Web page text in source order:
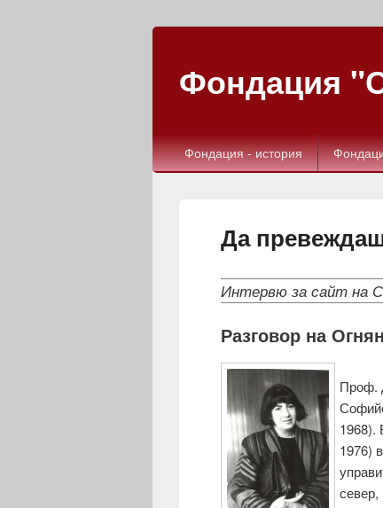
Фондация
Фондация - история
Да
Интервю за сайт на
Разговор на
Проф.
1968).
1976)
север,